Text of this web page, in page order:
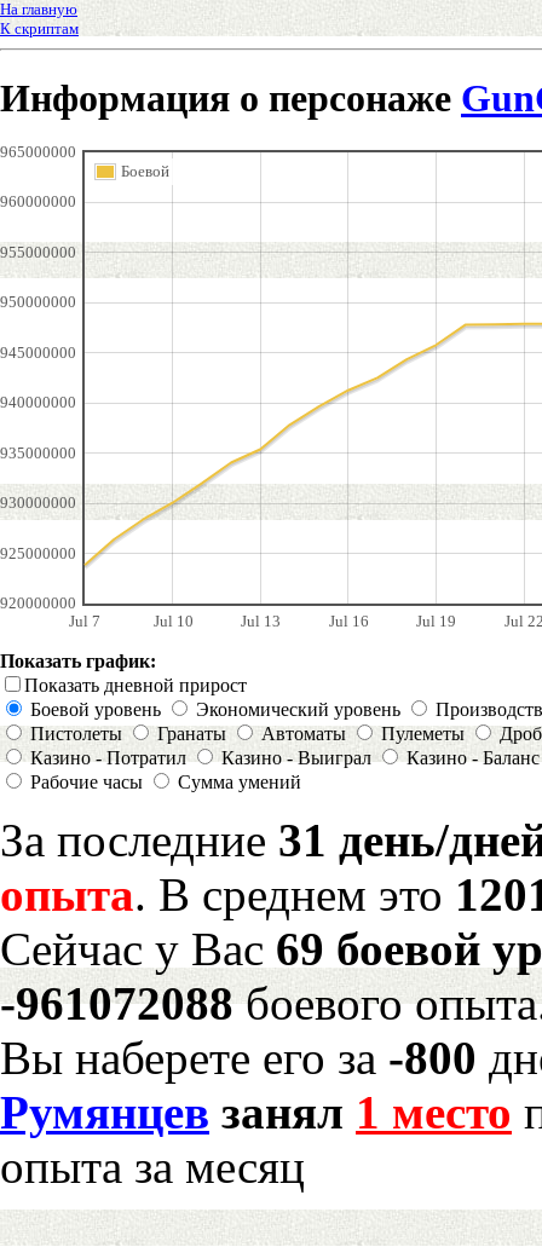
На главную
К скриптам
Информация о персонаже
Jul 7 Jul 10 Jul 13 Jul 16 Jul 19 Jul
920000000
925000000
930000000
935000000
940000000
945000000
950000000
955000000
960000000
965000000
Боевой
Показать график:
Показать дневной прирост
Боевой уровень
Экономический уровень
Пистолеты
Гранаты Автоматы Пулеметы
Казино - Потратил
Казино - Выиграл
Казино - Баланс
Рабочие часы
Сумма умений
За последние 31 день/
опыта. В среднем это
Сейчас у Вас 69 боевой
-961072088боевого
Вы наберете его за -800
Румянцев занял 1 место
опыта за месяц